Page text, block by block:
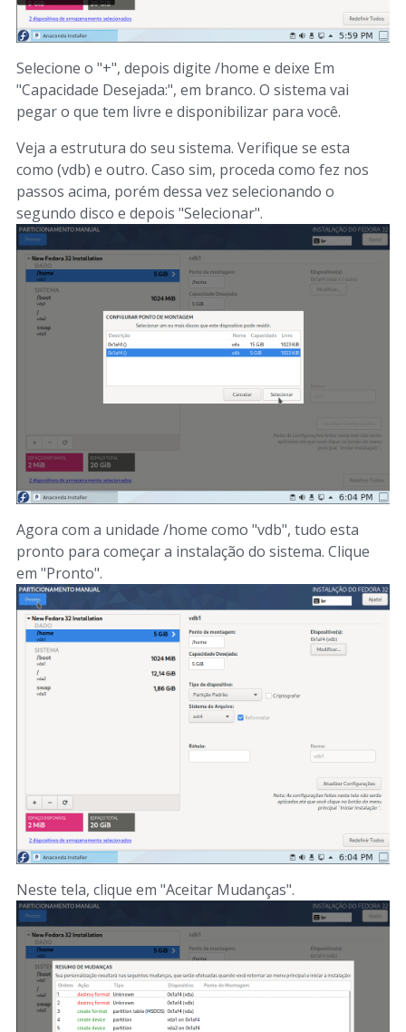
Selecione o "+", depois digite /home e deixe Em
"Capacidade Desejada:", em branco. O sistema vai
pegar o que tem livre e disponibilizar para você.
Veja a estrutura do seu sistema. Verifique se esta
como (vdb) e outro. Caso sim, proceda como fez nos
passos acima, porém dessa vez selecionando o
segundo disco e depois "Selecionar".
Agora com a unidade /home como "vdb", tudo esta
pronto para começar a instalação do sistema. Clique
em "Pronto".
Neste tela, clique em "Aceitar Mudanças".